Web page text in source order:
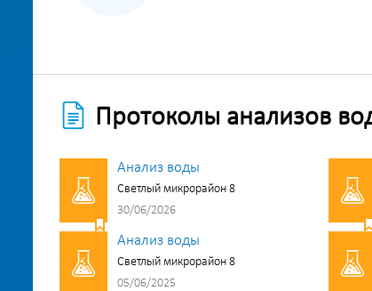
Протоколы анализов
Анализ воды
Светлый микрорайон 8
30/06/2026
Анализ воды
Светлый микрорайон 8
05/06/2025